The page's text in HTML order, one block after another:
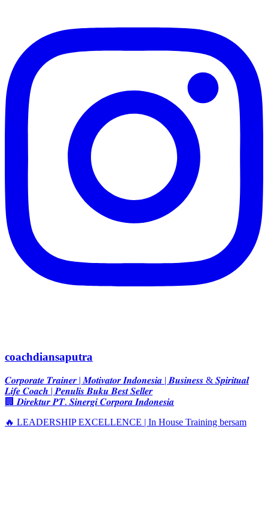
coachdiansaputra
𝑪𝒐𝒓𝒑𝒐𝒓𝒂𝒕𝒆 𝑻𝒓𝒂𝒊𝒏𝒆𝒓 | 𝑴𝒐𝒕𝒊𝒗𝒂𝒕𝒐𝒓 𝑰𝒏𝒅𝒐𝒏𝒆𝒔𝒊𝒂 | 𝑩𝒖𝒔𝒊𝒏𝒆𝒔𝒔 & 𝑺𝒑𝒊𝒓𝒊𝒕𝒖𝒂𝒍
𝑳𝒊𝒇𝒆 𝑪𝒐𝒂𝒄𝒉 | 𝑷𝒆𝒏𝒖𝒍𝒊𝒔 𝑩𝒖𝒌𝒖 𝑩𝒆𝒔𝒕 𝑺𝒆𝒍𝒍𝒆𝒓
🏢 𝑫𝒊𝒓𝒆𝒌𝒕𝒖𝒓 𝑷𝑻. 𝑺𝒊𝒏𝒆𝒓𝒈𝒊 𝑪𝒐𝒓𝒑𝒐𝒓𝒂 𝑰𝒏𝒅𝒐𝒏𝒆𝒔𝒊𝒂
🔥 LEADERSHIP EXCELLENCE | In House Training bersam